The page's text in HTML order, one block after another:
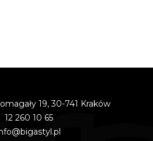
19, 30-741 Kraków
12 260 10 65